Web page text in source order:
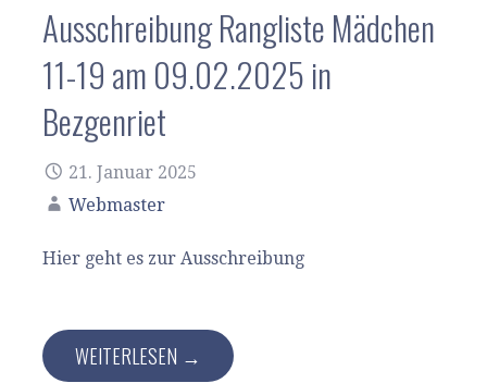
Ausschreibung Rangliste Mädchen
11-19 am 09.02.2025 in
Bezgenriet
21. Januar 2025
Webmaster
Hier geht es zur Ausschreibung
WEITERLESEN →